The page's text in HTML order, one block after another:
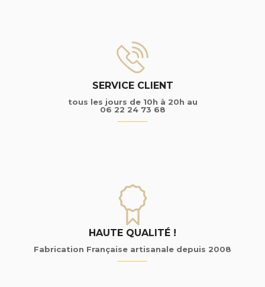
SERVICE CLIENT
tous les jours de 10h à 20h au
06 22 24 73 68
HAUTE QUALITÉ !
Fabrication Française artisanale depuis 2008